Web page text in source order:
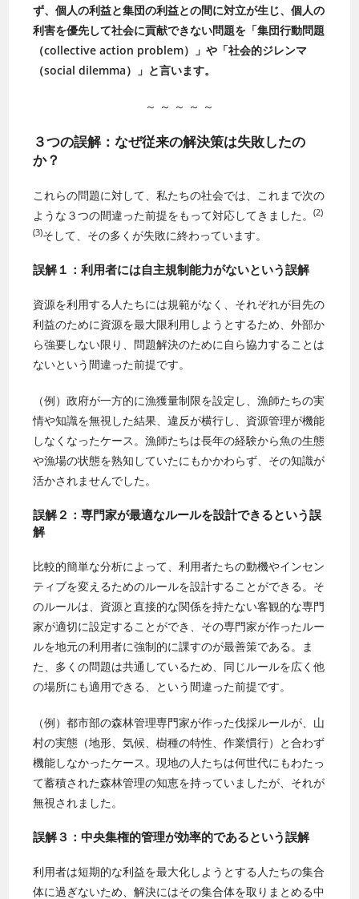
ず、個人の利益と集団の利益との間に対立が生じ、個人の
利害を優先して社会に貢献できない問題を「集団行動問題
（collective action problem）」や「社会的ジレンマ
（social dilemma）」と言います。
～ ～ ～ ～ ～
３つの誤解：なぜ従来の解決策は失敗したの
か？
これらの問題に対して、私たちの社会では、これまで次の
ような３つの間違った前提をもって対応してきました。(2)
(3)そして、その多くが失敗に終わっています。
誤解１：利用者には自主規制能力がないという誤解
資源を利用する人たちには規範がなく、それぞれが目先の
利益のために資源を最大限利用しようとするため、外部か
ら強要しない限り、問題解決のために自ら協力することは
ないという間違った前提です。
（例）政府が一方的に漁獲量制限を設定し、漁師たちの実
情や知識を無視した結果、違反が横行し、資源管理が機能
しなくなったケース。漁師たちは長年の経験から魚の生態
や漁場の状態を熟知していたにもかかわらず、その知識が
活かされませんでした。
誤解２：専門家が最適なルールを設計できるという誤
解
比較的簡単な分析によって、利用者たちの動機やインセン
ティブを変えるためのルールを設計することができる。そ
のルールは、資源と直接的な関係を持たない客観的な専門
家が適切に設定することができ、その専門家が作ったルー
ルを地元の利用者に強制的に課すのが最善策である。ま
た、多くの問題は共通しているため、同じルールを広く他
の場所にも適用できる、という間違った前提です。
（例）都市部の森林管理専門家が作った伐採ルールが、山
村の実態（地形、気候、樹種の特性、作業慣行）と合わず
機能しなかったケース。現地の人たちは何世代にもわたっ
て蓄積された森林管理の知恵を持っていましたが、それが
無視されました。
誤解３：中央集権的管理が効率的であるという誤解
利用者は短期的な利益を最大化しようとする人たちの集合
体に過ぎないため、解決にはその集合体を取りまとめる中